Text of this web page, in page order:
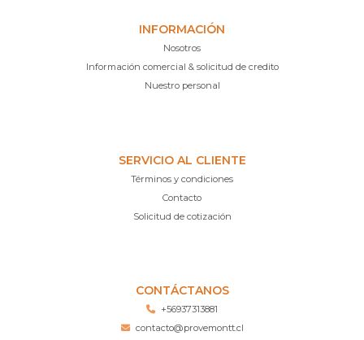
INFORMACIÓN
Nosotros
Información comercial & solicitud de credito
Nuestro personal
SERVICIO AL CLIENTE
Términos y condiciones
Contacto
Solicitud de cotización
CONTÁCTANOS
+56937313881
contacto@provemontt.cl